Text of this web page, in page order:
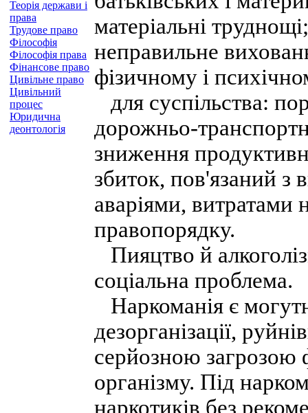
Теорія держави і
права
Трудове право
Філософія
Філософія права
Фінансове право
Цивільне право
Цивільний
процес
Юридична
деонтологія
матеріальні
неправильне
фізичному і
для суспільства:
дорожньо-
зниження
збиток, пов'язаний з
аваріями, витратами
правопорядку.
Пияцтво й
соціальна проблема.
Наркоманія є
дезорганізації,
серйозною загрозою
організму. Під
наркотиків без